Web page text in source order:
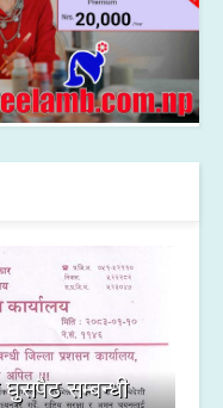
घुसपैठ सम्बन्धी